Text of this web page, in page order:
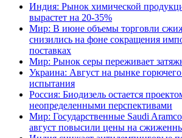
Индия: Рынок химической
вырастет на 20-35%
Мир: В июне объемы торговли
снизились на фоне сокращения
поставках
Мир: Рынок серы переживает
Украина: Август на рынке
испытания
Россия: Биодизель остается
неопределенными перспективами
Мир: Государственные Saudi
август повысили цены на